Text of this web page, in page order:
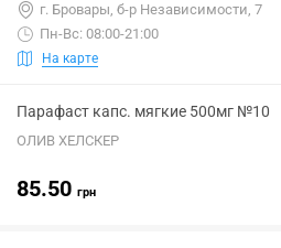
г. Бровары, б-р Независимости, 7
Пн-Вс: 08:00-21:00
На карте
Парафаст капс. мягкие 500мг №10
ОЛИВ ХЕЛСКЕР
85.50 грн